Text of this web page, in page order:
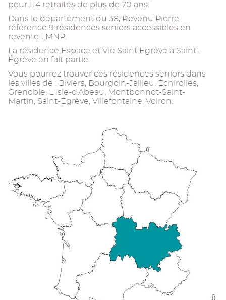
pour 114 retraités de plus de 70 ans.
Dans le département du 38, Revenu Pierre
référence 9 résidences seniors accessibles en
revente LMNP.
La résidence Espace et Vie Saint Egreve à Saint-
Égrève en fait partie.
Vous pourrez trouver ces résidences seniors dans
les villes de : Biviers, Bourgoin-Jallieu, Échirolles,
Grenoble, L'Isle-d'Abeau, Montbonnot-Saint-
Martin, Saint-Égrève, Villefontaine, Voiron.